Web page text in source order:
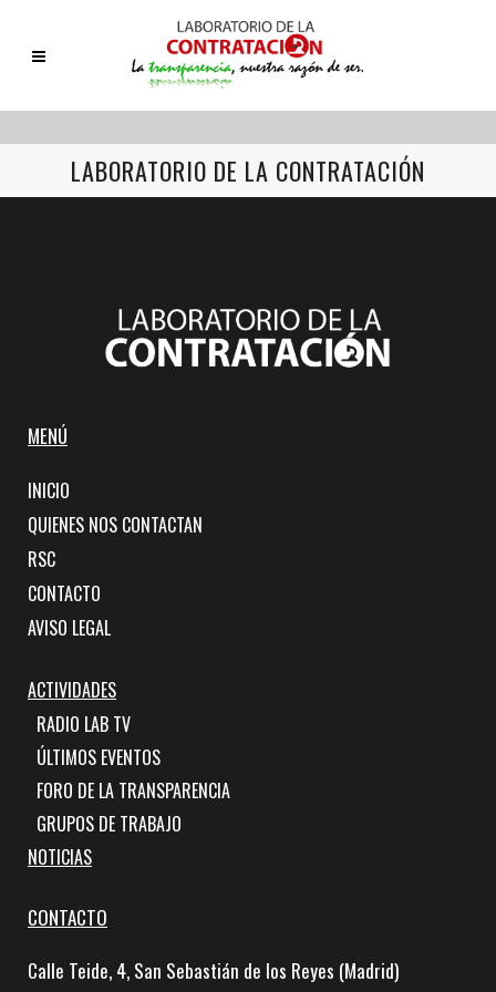
LABORATORIO DE LA CONTRATACIÓN
MENÚ
INICIO
QUIENES NOS CONTACTAN
RSC
CONTACTO
AVISO LEGAL
ACTIVIDADES
RADIO LAB TV
ÚLTIMOS EVENTOS
FORO DE LA TRANSPARENCIA
GRUPOS DE TRABAJO
NOTICIAS
CONTACTO
Calle Teide, 4, San Sebastián de los Reyes (Madrid)